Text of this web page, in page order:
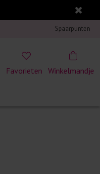
Spaarpunten
Winkelmandje
Favorieten